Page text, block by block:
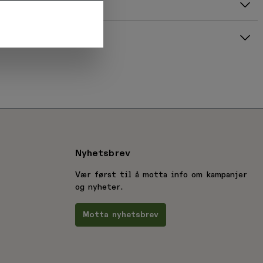
Gjennomsnittsvurdering: %score% av 5 stjerner
Nyhetsbrev
Vær først til å motta info om kampanjer
og nyheter.
Motta nyhetsbrev